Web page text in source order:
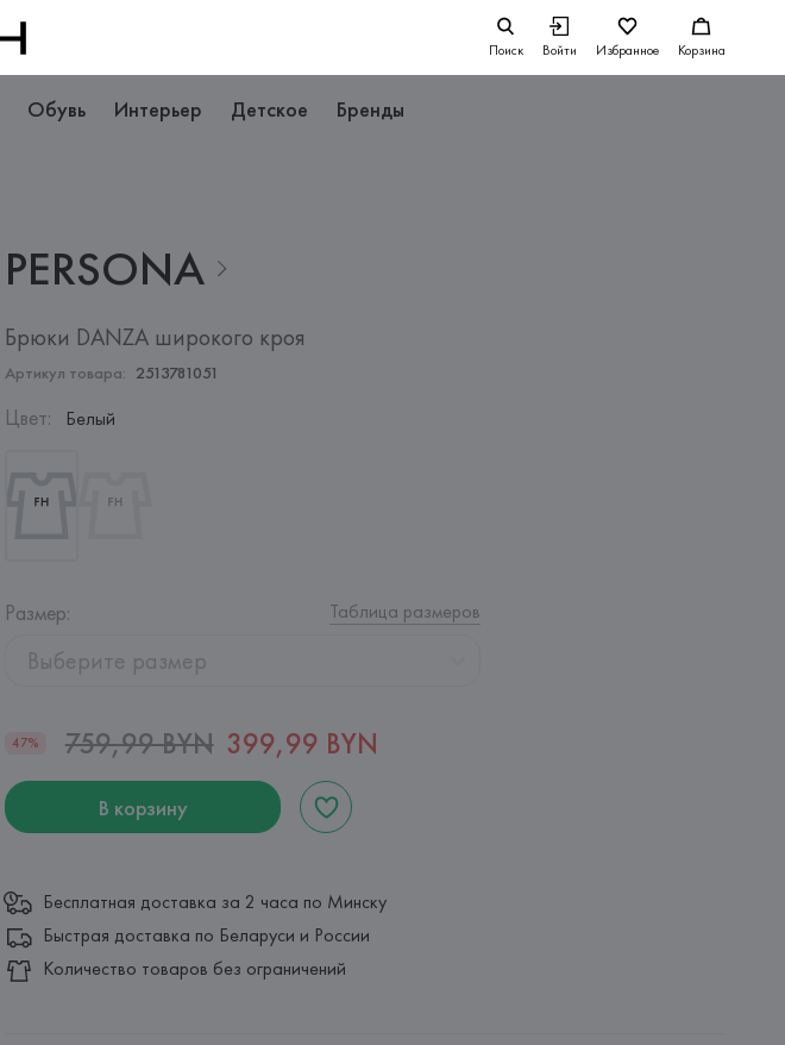
Поиск Войти Избранное Корзина
Обувь Интерьер Детское Бренды
PERSONA
Брюки DANZA широкого кроя
Артикул товара: 2513781051
Цвет: Белый
Размер: Таблица размеров
Выберите размер
47% 759,99 BYN 399,99 BYN
В корзину
Бесплатная доставка за 2 часа по Минску
Быстрая доставка по Беларуси и России
Количество товаров без ограничений